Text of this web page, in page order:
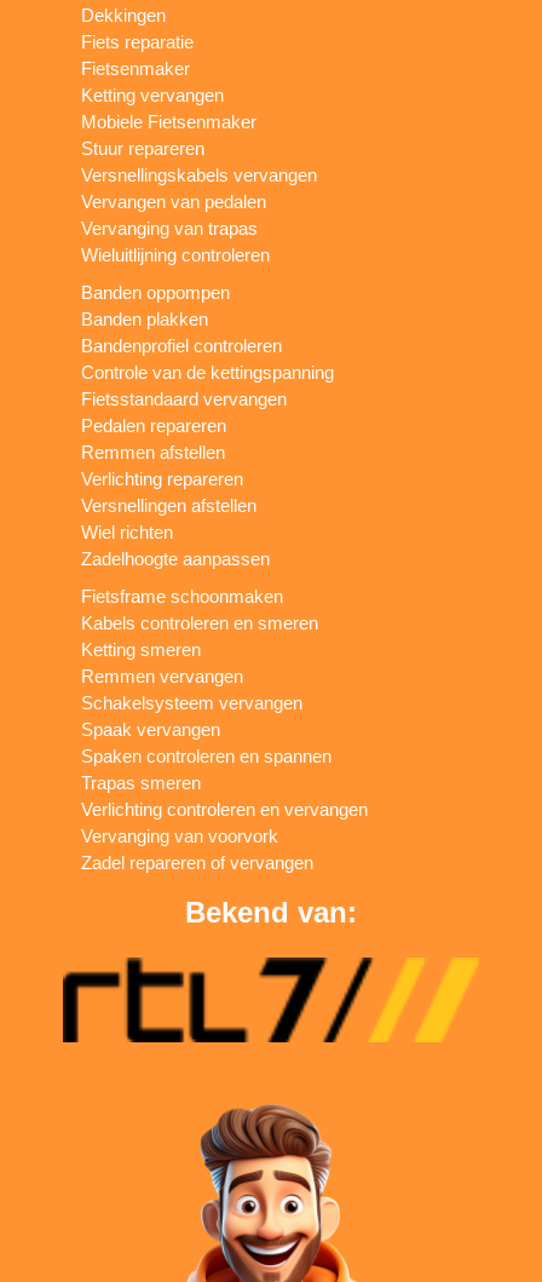
Dekkingen
Fiets reparatie
Fietsenmaker
Ketting vervangen
Mobiele Fietsenmaker
Stuur repareren
Versnellingskabels vervangen
Vervangen van pedalen
Vervanging van trapas
Wieluitlijning controleren
Banden oppompen
Banden plakken
Bandenprofiel controleren
Controle van de kettingspanning
Fietsstandaard vervangen
Pedalen repareren
Remmen afstellen
Verlichting repareren
Versnellingen afstellen
Wiel richten
Zadelhoogte aanpassen
Fietsframe schoonmaken
Kabels controleren en smeren
Ketting smeren
Remmen vervangen
Schakelsysteem vervangen
Spaak vervangen
Spaken controleren en spannen
Trapas smeren
Verlichting controleren en vervangen
Vervanging van voorvork
Zadel repareren of vervangen
Bekend van: